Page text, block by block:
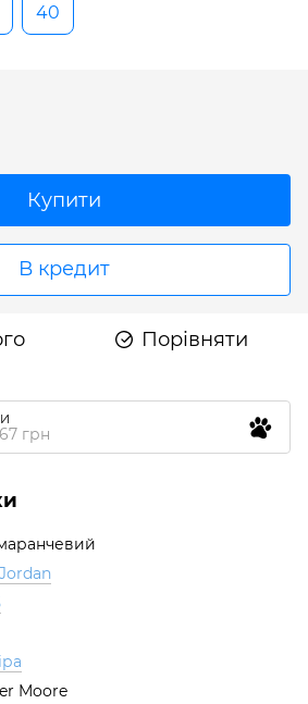
40
Купити
В кредит
Порівняти
грн
Moore